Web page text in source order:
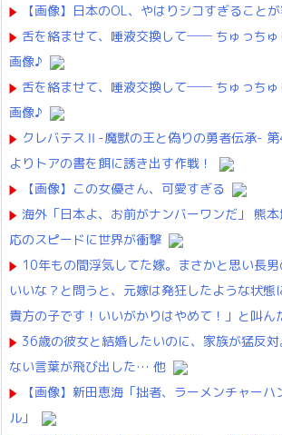
【画像】日本のOL、やはりシコすぎること
舌を絡ませて、唾液交換して── ちゅっちゅ
画像♪
舌を絡ませて、唾液交換して── ちゅっちゅ
画像♪
クレバテスⅡ-魔獣の王と偽りの勇者伝承-
よりトアの書を餌に誘き出す作戦！
【画像】この女優さん、可愛すぎる
海外「日本よ、お前がナンバーワンだ」 熊
応のスピードに世界が衝撃
10年もの間浮気してた嫁。まさかと思い長
いいな？と問うと、元嫁は発狂したような状態
貴方の子です！いいがかりはやめて！」と叫
36歳の彼女と結婚したいのに、家族が猛反
ない言葉が飛び出した… 他
【画像】新田恵海「拙者、ラーメンチャー
ル」